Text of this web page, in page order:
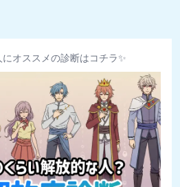
オススメの診断はコチラ✨